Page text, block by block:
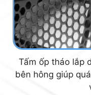
Tấm ốp tháo lắp
bên hông giúp